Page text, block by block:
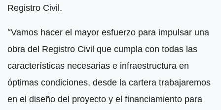
Registro Civil.
“Vamos hacer el mayor esfuerzo para impulsar una
obra del Registro Civil que cumpla con todas las
características necesarias e infraestructura en
óptimas condiciones, desde la cartera trabajaremos
en el diseño del proyecto y el financiamiento para